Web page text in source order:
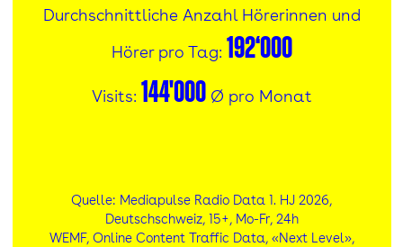
Durchschnittliche Anzahl Hörerinnen und
Hörer pro Tag: 192‘000
Visits: 144'000Ø pro Monat
Quelle: Mediapulse Radio Data 1. HJ 2026,
Deutschschweiz, 15+, Mo-Fr, 24h
WEMF, Online Content Traffic Data, «Next Level»,